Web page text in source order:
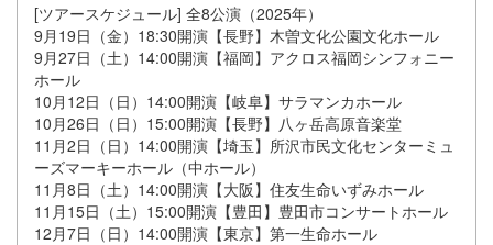
[ツアースケジュール] 全8公演（2025年）
9月19日（金）18:30開演【長野】木曽文化公園文化ホール
9月27日（土）14:00開演【福岡】アクロス福岡シンフォニー
ホール
10月12日（日）14:00開演【岐阜】サラマンカホール
10月26日（日）15:00開演【長野】八ヶ岳高原音楽堂
11月2日（日）14:00開演【埼玉】所沢市民文化センターミュ
ーズマーキーホール（中ホール）
11月8日（土）14:00開演【大阪】住友生命いずみホール
11月15日（土）15:00開演【豊田】豊田市コンサートホール
12月7日（日）14:00開演【東京】第一生命ホール